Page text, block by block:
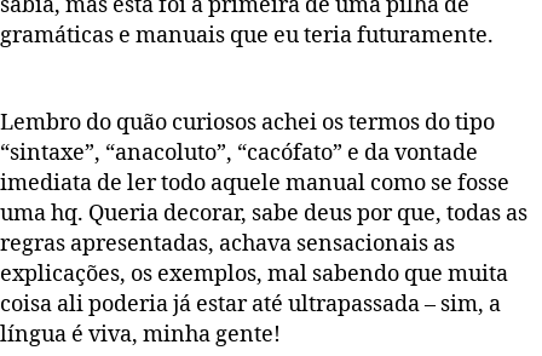
gramáticas e manuais que eu teria futuramente.
Lembro do quão curiosos achei os termos do tipo
“sintaxe”, “anacoluto”, “cacófato” e da vontade
imediata de ler todo aquele manual como se fosse
uma hq. Queria decorar, sabe deus por que, todas as
regras apresentadas, achava sensacionais as
explicações, os exemplos, mal sabendo que muita
coisa ali poderia já estar até ultrapassada – sim, a
língua é viva, minha gente!